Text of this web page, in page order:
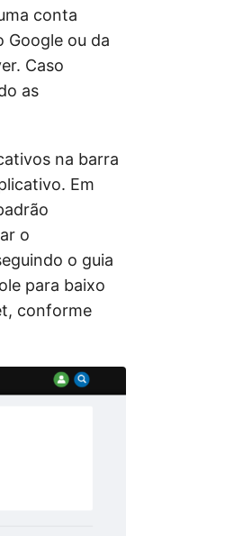
conta
Google ou da
Caso
as
na barra
Em
o
o guia
para baixo
conforme